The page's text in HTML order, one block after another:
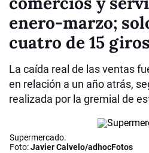
enero-marzo;
cuatro de 15 giros
La caída real de las ventas
en relación a un año atrás,
realizada por la gremial de
Supermercado.
Foto:Javier Calvelo/adhocFotos